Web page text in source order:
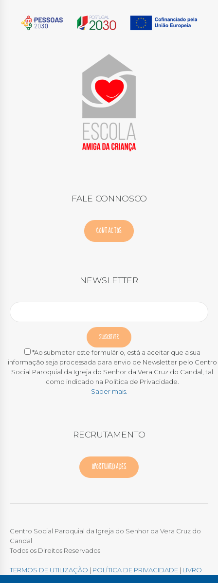
FALE CONNOSCO
CONTACTOS
NEWSLETTER
*Ao submeter este formulário, está a aceitar que a sua
informação seja processada para envio de Newsletter pelo Centro
Social Paroquial da Igreja do Senhor da Vera Cruz do Candal, tal
como indicado na Política de Privacidade.
Saber mais.
RECRUTAMENTO
OPORTUNIDADES
Centro Social Paroquial da Igreja do Senhor da Vera Cruz do
Candal
Todos os Direitos Reservados
TERMOS DE UTILIZAÇÃO | POLÍTICA DE PRIVACIDADE | LIVRO